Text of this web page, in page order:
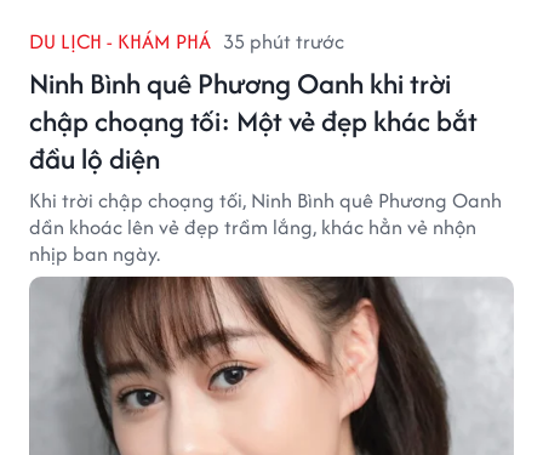
DU LỊCH - KHÁM PHÁ 35 phút trước
Ninh Bình quê Phương Oanh khi trời
chập choạng tối: Một vẻ đẹp khác bắt
đầu lộ diện
Khi trời chập choạng tối, Ninh Bình quê Phương Oanh
dần khoác lên vẻ đẹp trầm lắng, khác hẳn vẻ nhộn
nhịp ban ngày.